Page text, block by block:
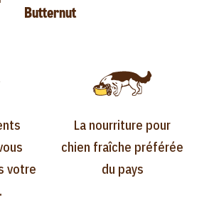
votre
Butternut
La nourriture pour
chien fraîche préférée
du pays